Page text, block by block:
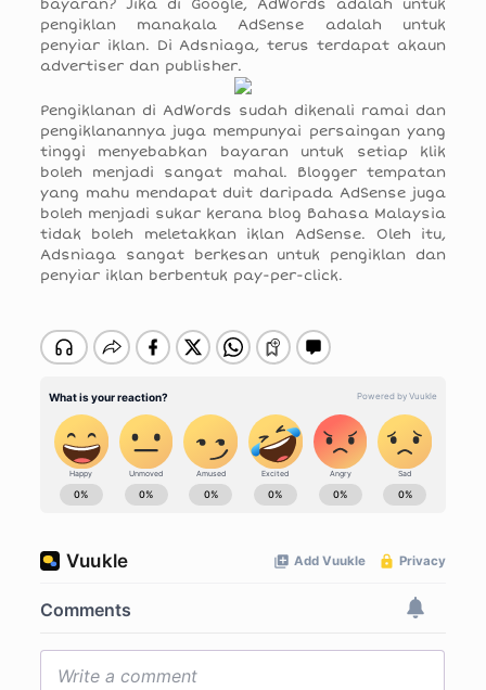
bayaran? Jika di Google, AdWords adalah untuk
pengiklan manakala AdSense adalah untuk
penyiar iklan. Di Adsniaga, terus terdapat akaun
advertiser dan publisher.
Pengiklanan di AdWords sudah dikenali ramai dan
pengiklanannya juga mempunyai persaingan yang
tinggi menyebabkan bayaran untuk setiap klik
boleh menjadi sangat mahal. Blogger tempatan
yang mahu mendapat duit daripada AdSense juga
boleh menjadi sukar kerana blog Bahasa Malaysia
tidak boleh meletakkan iklan AdSense. Oleh itu,
Adsniaga sangat berkesan untuk pengiklan dan
penyiar iklan berbentuk pay-per-click.